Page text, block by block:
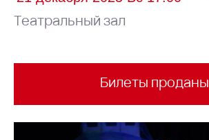
Театральный зал
Билеты проданы